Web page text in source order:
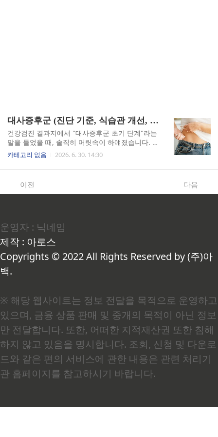
대사증후군 (진단 기준, 식습관 개선, 인슐린 저항성)
건강검진 결과지에서 "대사증후군 초기 단계"라는
말을 들었을 때, 솔직히 머릿속이 하얘졌습니다. 5
가지 지표 중 3가지 이상이 기준을 넘으면 진단되
는 이 질환은, 그냥 살이 좀 찐 상태가 아니라 심뇌
들을 뒤늦게 읽기 시작했습니다.진단 기준: 숫자 하
병관리청 국민건강포털).저는 처음 결과지를 받아
들고 이 기준이 뭘 의미하는지 제대로 몰랐습니다.
"허리둘레가 좀 나왔고, 중성지방이 높다"는 정도
로만 받아들였거든요. 그런데 의사 선생님이 "이
상태가 계속되면 몇 년 안..
카테고리 없음 2026. 6. 30. 14:30
이전 다음
운영자 : 닉네임
제작 : 아로스
Copyrights © 2022 All Rights Reserved by (주)아
백.
※ 해당 웹사이트는 정보 전달을 목적으로 운영하고
있으며, 금융 상품 판매 및 중개의 목적이 아닌 정보
만 전달합니다. 또한, 어떠한 지적재산권 또한 침해
하지 않고 있음을 명시합니다. 조회, 신청 및 다운로
드와 같은 편의 서비스에 관한 내용은 관련 처리기
관 홈페이지를 참고하시기 바랍니다.